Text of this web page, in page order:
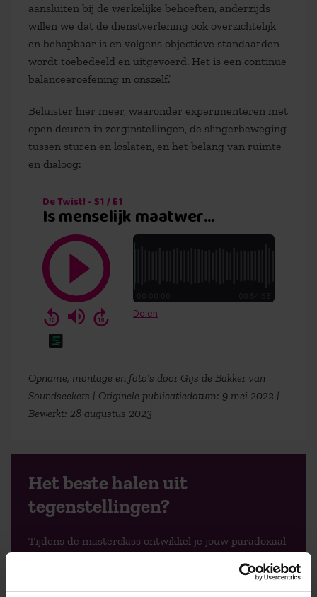
aansluiten bij de werkelijke behoeften, anderzijds
willen we dat de dienstverlening ook overzichtelijk
en behapbaar is en volgens objectieve standaarden
wordt toebedeeld en uitgevoerd. Het is een continue
balanceeroefening in onszelf.’
Beluister hier meer, waaronder experimenteren met
open deuren in zorginstellingen, de slingerbeweging
tussen sturen en loslaten, en het belang van ruimte
en dialoog:
Opname, montage en foto’s door Gijs de Bakker van
Soundseekers | Originele publicatiedatum: 9 mei 2022 |
Bewerkt: 28 augustus 2023
Het beste halen uit
tegenstellingen?
Tijdens de masterclass ontwikkel je jouw paradoxaal
te schakelen tussen tegengestelde tactieken, zonder
wispelturig of inconsistent over te komen.